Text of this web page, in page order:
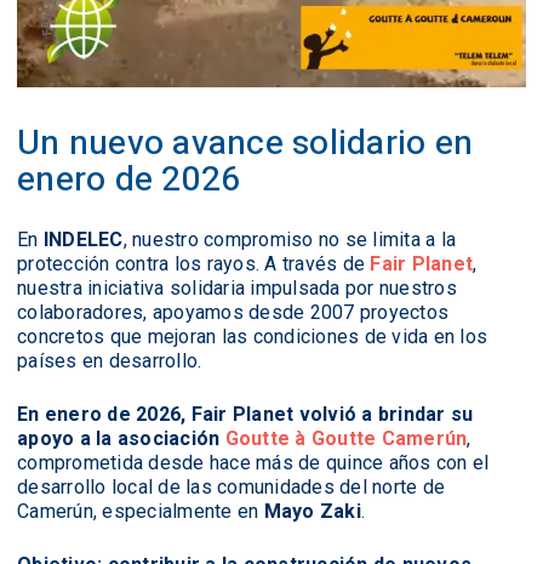
Un nuevo avance solidario en
enero de 2026
En INDELEC, nuestro compromiso no se limita a la
protección contra los rayos. A través de Fair Planet,
nuestra iniciativa solidaria impulsada por nuestros
colaboradores, apoyamos desde 2007 proyectos
concretos que mejoran las condiciones de vida en los
países en desarrollo.
En enero de 2026, Fair Planet volvió a brindar su
apoyo a la asociación Goutte à Goutte Camerún,
comprometida desde hace más de quince años con el
desarrollo local de las comunidades del norte de
Camerún, especialmente en Mayo Zaki.